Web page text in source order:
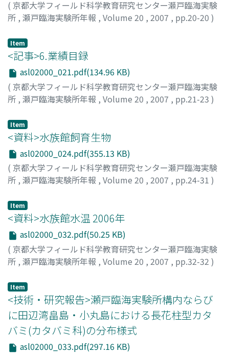
( 京都大学フィールド科学教育研究センター瀬戸臨海実験
所 , 瀬戸臨海実験所年報 , Volume 20 , 2007 , pp.20-20 )
Item
<記事>6.業績目録
asl02000_021.pdf(134.96 KB)
( 京都大学フィールド科学教育研究センター瀬戸臨海実験
所 , 瀬戸臨海実験所年報 , Volume 20 , 2007 , pp.21-23 )
Item
<資料>水族館飼育生物
asl02000_024.pdf(355.13 KB)
( 京都大学フィールド科学教育研究センター瀬戸臨海実験
所 , 瀬戸臨海実験所年報 , Volume 20 , 2007 , pp.24-31 )
Item
<資料>水族館水温 2006年
asl02000_032.pdf(50.25 KB)
( 京都大学フィールド科学教育研究センター瀬戸臨海実験
所 , 瀬戸臨海実験所年報 , Volume 20 , 2007 , pp.32-32 )
Item
<技術・研究報告>瀬戸臨海実験所構内ならび
に田辺湾畠島・小丸島における長花柱型カタ
バミ(カタバミ科)の分布様式
asl02000_033.pdf(297.16 KB)